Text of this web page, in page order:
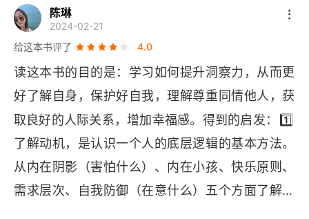
面部表情，读懂情绪的利器
肢体语言，讲述未言明的意图
特定举止就是他人对你的真实态度
行为模式即性格倾向
第3章 人格类型，确定对方的行为模式
陈琳
2024-02-21
给这本书评了
4.0
读这本书的目的是：学习如何提升洞察力，从而更
好了解自身，保护好自我，理解尊重同情他人，获
取良好的人际关系，增加幸福感。得到的启发：
1️⃣
了解动机，是认识一个人的底层逻辑的基本方法。
从内在阴影（害怕什么）、内在小孩、快乐原则、
需求层次、自我防御（在意什么）五个方面了解动